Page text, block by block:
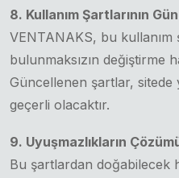
8. Kullanım Şartlarının
VENTANAKS, bu kullanım
bulunmaksızın değiştirme
Güncellenen şartlar, sitede
geçerli olacaktır.
9. Uyuşmazlıkların
Bu şartlardan doğabilecek